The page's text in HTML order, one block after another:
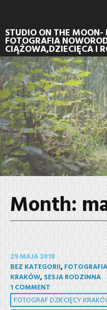
STUDIO ON THE
FOTOGRAFIA
CIĄŻOWA,DZIECIĘCA I
Month:
29 MAJA 2018
BEZ KATEGORII,
KRAKÓW,SESJA RODZINNA
1 COMMENT
FOTOGRAF DZIECIĘCY